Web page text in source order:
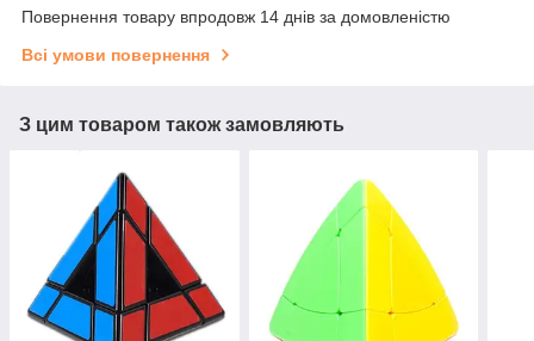
Повернення товару впродовж 14 днів за домовленістю
Всі умови повернення
З цим товаром також замовляють